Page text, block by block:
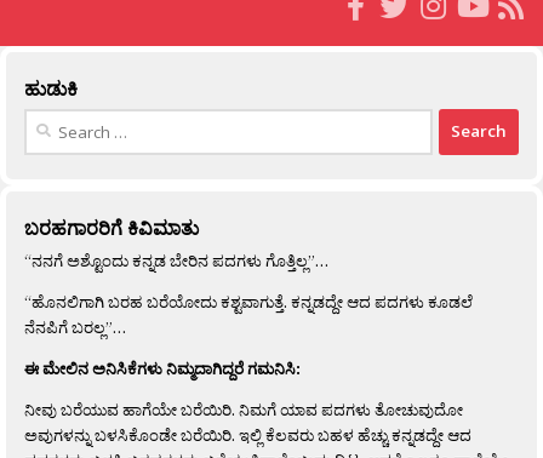
ಹುಡುಕಿ
Search
ಬರಹಗಾರರಿಗೆ ಕಿವಿಮಾತು
“ನನಗೆ ಅಶ್ಟೊಂದು ಕನ್ನಡ ಬೇರಿನ ಪದಗಳು ಗೊತ್ತಿಲ್ಲ”…
“ಹೊನಲಿಗಾಗಿ ಬರಹ ಬರೆಯೋದು ಕಶ್ಟವಾಗುತ್ತೆ. ಕನ್ನಡದ್ದೇ ಆದ ಪದಗಳು ಕೂಡಲೆ
ನೆನಪಿಗೆ ಬರಲ್ಲ”…
ಈ ಮೇಲಿನ ಅನಿಸಿಕೆಗಳು ನಿಮ್ಮದಾಗಿದ್ದರೆ ಗಮನಿಸಿ:
ನೀವು ಬರೆಯುವ ಹಾಗೆಯೇ ಬರೆಯಿರಿ. ನಿಮಗೆ ಯಾವ ಪದಗಳು ತೋಚುವುದೋ
ಅವುಗಳನ್ನು ಬಳಸಿಕೊಂಡೇ ಬರೆಯಿರಿ. ಇಲ್ಲಿ ಕೆಲವರು ಬಹಳ ಹೆಚ್ಚು ಕನ್ನಡದ್ದೇ ಆದ